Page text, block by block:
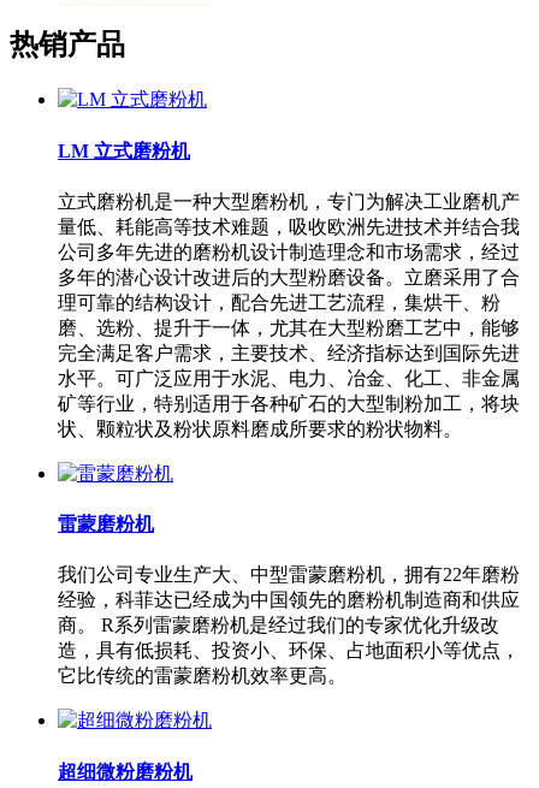
热销产品
LM 立式磨粉机
立式磨粉机是一种大型磨粉机，专门为解决工业磨机产
量低、耗能高等技术难题，吸收欧洲先进技术并结合我
公司多年先进的磨粉机设计制造理念和市场需求，经过
多年的潜心设计改进后的大型粉磨设备。立磨采用了合
理可靠的结构设计，配合先进工艺流程，集烘干、粉
磨、选粉、提升于一体，尤其在大型粉磨工艺中，能够
完全满足客户需求，主要技术、经济指标达到国际先进
水平。可广泛应用于水泥、电力、冶金、化工、非金属
矿等行业，特别适用于各种矿石的大型制粉加工，将块
状、颗粒状及粉状原料磨成所要求的粉状物料。
雷蒙磨粉机
我们公司专业生产大、中型雷蒙磨粉机，拥有22年磨粉
经验，科菲达已经成为中国领先的磨粉机制造商和供应
商。 R系列雷蒙磨粉机是经过我们的专家优化升级改
造，具有低损耗、投资小、环保、占地面积小等优点，
它比传统的雷蒙磨粉机效率更高。
超细微粉磨粉机